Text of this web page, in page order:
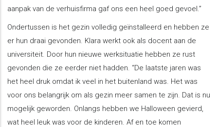
aanpak van de verhuisfirma gaf ons een heel goed gevoel.”
Ondertussen is het gezin volledig geïnstalleerd en hebben ze
er hun draai gevonden. Klara werkt ook als docent aan de
universiteit. Door hun nieuwe werksituatie hebben ze rust
gevonden die ze eerder niet hadden. “De laatste jaren was
het heel druk omdat ik veel in het buitenland was. Het was
voor ons belangrijk om als gezin meer samen te zijn. Dat is nu
mogelijk geworden. Onlangs hebben we Halloween gevierd,
wat heel leuk was voor de kinderen. Af en toe komen